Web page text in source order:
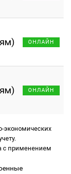
ОНЛАЙН
ОНЛАЙН
экономических
с применением